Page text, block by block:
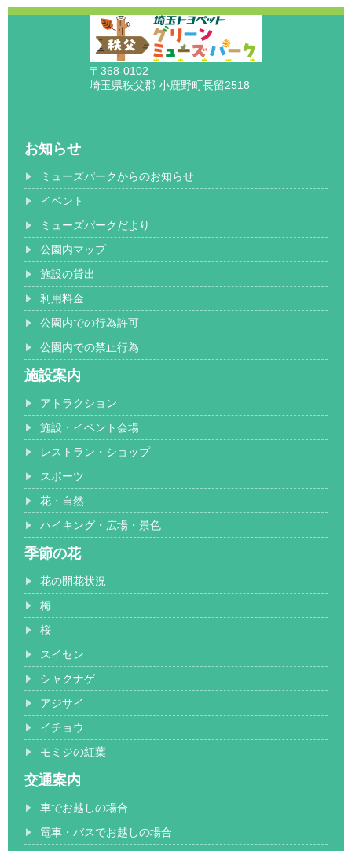
〒368-0102
埼玉県秩父郡 小鹿野町長留2518
お知らせ
ミューズパークからのお知らせ
イベント
ミューズパークだより
公園内マップ
施設の貸出
利用料金
公園内での行為許可
公園内での禁止行為
施設案内
アトラクション
施設・イベント会場
レストラン・ショップ
スポーツ
花・自然
ハイキング・広場・景色
季節の花
花の開花状況
梅
桜
スイセン
シャクナゲ
アジサイ
イチョウ
モミジの紅葉
交通案内
車でお越しの場合
電車・バスでお越しの場合